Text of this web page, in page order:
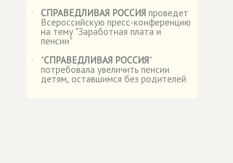
˙
СПРАВЕДЛИВАЯ РОССИЯ проведет
Всероссийскую пресс-конференцию
на тему "Заработная плата и
пенсии"
˙
"СПРАВЕДЛИВАЯ РОССИЯ"
потребовала увеличить пенсии
детям, оставшимся без родителей